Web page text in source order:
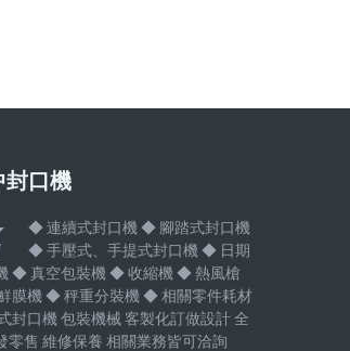
封口機
◆ 連續式封口機 ◆ 腳踏式封口機
◆ 手壓式、手提式封口機 ◆ 日期
◆ 真空包裝機 ◆ 收縮機 ◆ 熱風槍
膜機 ◆ 秤重分裝機 ◆ 相關零件耗材
封口機 包裝機械 客製化訂做設計 全
零售 維修保養 相關業務皆可洽詢